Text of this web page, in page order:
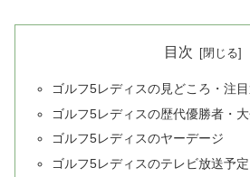
目次
ゴルフ5レディスの見どころ・注
ゴルフ5レディスの歴代優勝者・
ゴルフ5レディスのヤーデージ
ゴルフ5レディスのテレビ放送予定